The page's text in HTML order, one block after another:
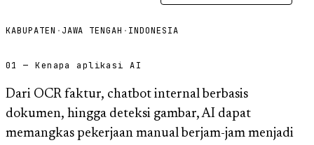
KABUPATEN · JAWA TENGAH · INDONESIA
01 — Kenapa aplikasi AI
Dari OCR faktur, chatbot internal berbasis
dokumen, hingga deteksi gambar, AI dapat
memangkas pekerjaan manual berjam-jam menjadi